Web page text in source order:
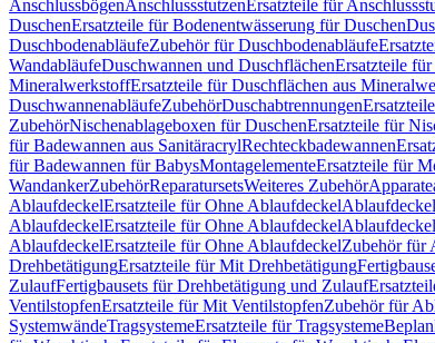
AnschlussbögenAnschlussstutzenErsatzteile für
DuschenErsatzteile für Bodenentwässerung für Duschen
DuschbodenabläufeZubehör für Duschbodenabläufe
WandabläufeDuschwannen und DuschflächenErsatzteile
MineralwerkstoffErsatzteile für Duschflächen aus
DuschwannenabläufeZubehörDuschabtrennungen
ZubehörNischenablageboxen für DuschenErsatzteile für
für Badewannen aus SanitäracrylRechteckbadewannen
für Badewannen für BabysMontagelementeErsatzteile für
WandankerZubehörReparatursetsWeiteres Zubehör
AblaufdeckelErsatzteile für Ohne AblaufdeckelAblaufdeckel
AblaufdeckelErsatzteile für Ohne AblaufdeckelAblaufdeckel
AblaufdeckelErsatzteile für Ohne AblaufdeckelZubehör für
DrehbetätigungErsatzteile für Mit Drehbetätigung
ZulaufFertigbausets für Drehbetätigung und Zulauf
VentilstopfenErsatzteile für Mit VentilstopfenZubehör für
SystemwändeTragsystemeErsatzteile für Tragsysteme